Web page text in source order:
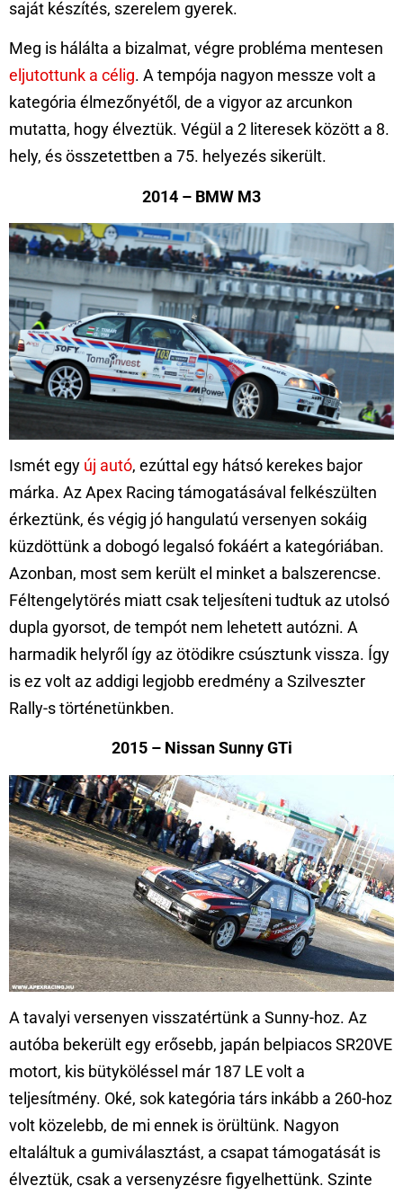
saját készítés, szerelem gyerek.
Meg is hálálta a bizalmat, végre probléma mentesen
eljutottunk a célig. A tempója nagyon messze volt a
kategória élmezőnyétől, de a vigyor az arcunkon
mutatta, hogy élveztük. Végül a 2 literesek között a 8.
hely, és összetettben a 75. helyezés sikerült.
2014 – BMW M3
Ismét egy új autó, ezúttal egy hátsó kerekes bajor
márka. Az Apex Racing támogatásával felkészülten
érkeztünk, és végig jó hangulatú versenyen sokáig
küzdöttünk a dobogó legalsó fokáért a kategóriában.
Azonban, most sem került el minket a balszerencse.
Féltengelytörés miatt csak teljesíteni tudtuk az utolsó
dupla gyorsot, de tempót nem lehetett autózni. A
harmadik helyről így az ötödikre csúsztunk vissza. Így
is ez volt az addigi legjobb eredmény a Szilveszter
Rally-s történetünkben.
2015 – Nissan Sunny GTi
A tavalyi versenyen visszatértünk a Sunny-hoz. Az
autóba bekerült egy erősebb, japán belpiacos SR20VE
motort, kis bütyköléssel már 187 LE volt a
teljesítmény. Oké, sok kategória társ inkább a 260-hoz
volt közelebb, de mi ennek is örültünk. Nagyon
eltaláltuk a gumiválasztást, a csapat támogatását is
élveztük, csak a versenyzésre figyelhettünk. Szinte